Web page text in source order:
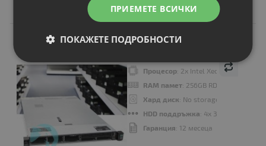
Подобни продукти
A
HPE ProLiant
Процесор: 2x Intel Xeon 24-Core
RAM памет: 256GB RDIMM DDR4
Хард диск: No storage SAS 3.5"
HDD поддръжка: 4x 3.5"
Гаранция: 12 месеца
ПРИЕМЕТЕ ВСИЧКИ
ПОКАЖЕТЕ ПОДРОБНОСТИ